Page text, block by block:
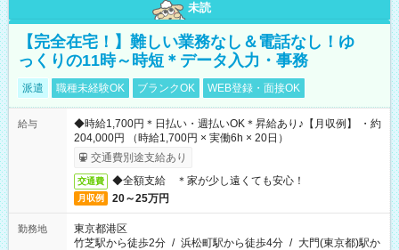
未読
【完全在宅！】難しい業務なし＆電話なし！ゆ
っくりの11時～時短＊データ入力・事務
派遣 職種未経験OK ブランクOK WEB登録・面接OK
給与
◆時給1,700円＊日払い・週払いOK＊昇給あり♪【月収例】 ・約
204,000円 （時給1,700円 × 実働6h × 20日）
交通費別途支給あり
交通費 ◆全額支給 ＊家が少し遠くても安心！
月収例 20～25万円
勤務地
東京都港区
竹芝駅から徒歩2分 / 浜松町駅から徒歩4分 / 大門(東京都)駅か